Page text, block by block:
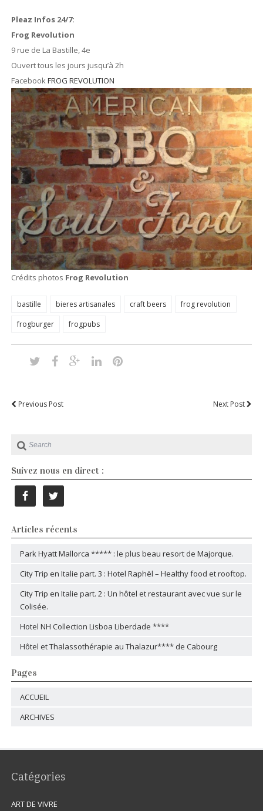
Pleaz Infos 24/7:
Frog Revolution
9 rue de La Bastille, 4e
Ouvert tous les jours jusqu’à 2h
FacebookFROG REVOLUTION
Crédits photos Frog Revolution
bastille bieres artisanales craft beers
frog revolution
frogburger
frogpubs
Previous Post Next Post
Suivez nous en direct :
Articles récents
Park Hyatt Mallorca ***** : le plus beau resort de Majorque.
City Trip en Italie part. 3 : Hotel Raphël – Healthy food et rooftop.
City Trip en Italie part. 2 : Un hôtel et restaurant avec vue sur le
Colisée.
Hotel NH Collection Lisboa Liberdade ****
Hôtel et Thalassothérapie au Thalazur**** de Cabourg
Pages
ACCUEIL
ARCHIVES
Catégories
ART DE VIVRE